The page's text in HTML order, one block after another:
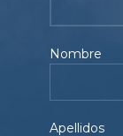
Nombre
Apellidos